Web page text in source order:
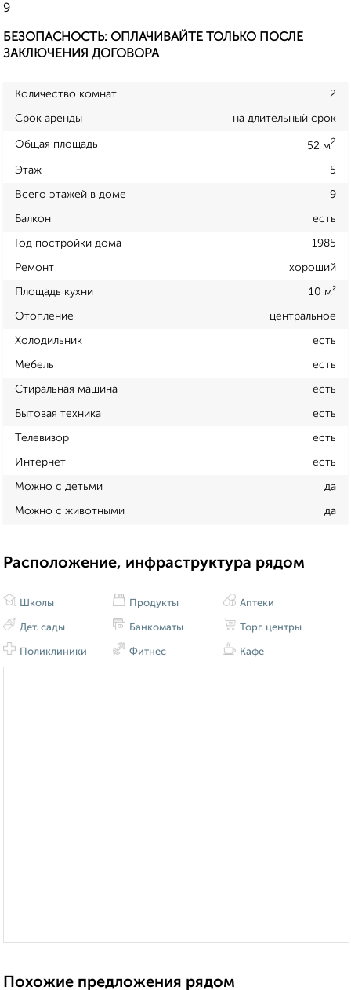
9
БЕЗОПАСНОСТЬ: ОПЛАЧИВАЙТЕ ТОЛЬКО ПОСЛЕ
ЗАКЛЮЧЕНИЯ ДОГОВОРА
Количество комнат 2
Срок аренды на длительный срок
Общая площадь 52 м2
Этаж 5
Всего этажей в доме 9
Балкон есть
Год постройки дома 1985
Ремонт хороший
Площадь кухни 10 м²
Отопление центральное
Холодильник есть
Мебель есть
Стиральная машина есть
Бытовая техника есть
Телевизор есть
Интернет есть
Можно с детьми да
Можно с животными да
Расположение, инфраструктура рядом
Школы
Дет. сады
Поликлиники
Продукты
Банкоматы
Фитнес
Аптеки
Торг. центры
Кафе
Похожие предложения рядом